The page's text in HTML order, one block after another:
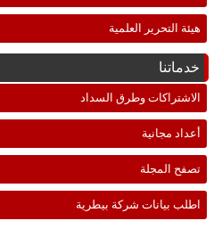
هيئة التحرير العلمية
خدماتنا
الاشتراكات وطرق السداد
أعداد مجانية
تصفح المجلة
اطلب بيانات شركة بيطرية